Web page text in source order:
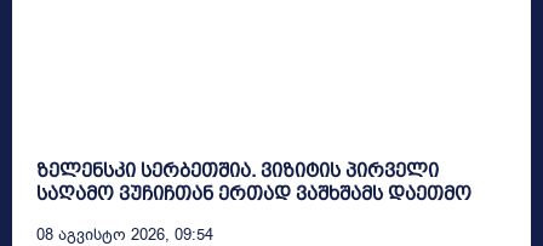
ზელენსკი სერბეთშია. ვიზიტის პირველი
საღამო ვუჩიჩთან ერთად ვაშხშამს დაეთმო
08 Აგვისტო 2026, 09:54